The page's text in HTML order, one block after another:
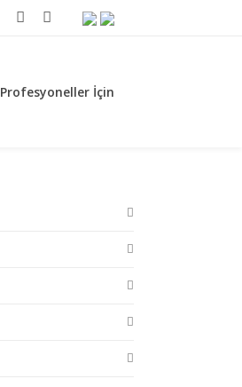
Profesyoneller İçin